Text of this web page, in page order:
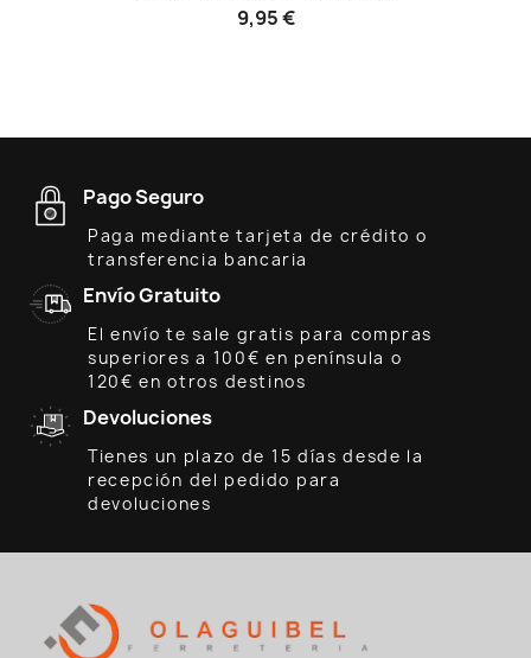
9,95 €
Pago Seguro
Paga mediante tarjeta de crédito o
transferencia bancaria
Envío Gratuito
El envío te sale gratis para compras
superiores a 100€ en península o
120€ en otros destinos
Devoluciones
Tienes un plazo de 15 días desde la
recepción del pedido para
devoluciones